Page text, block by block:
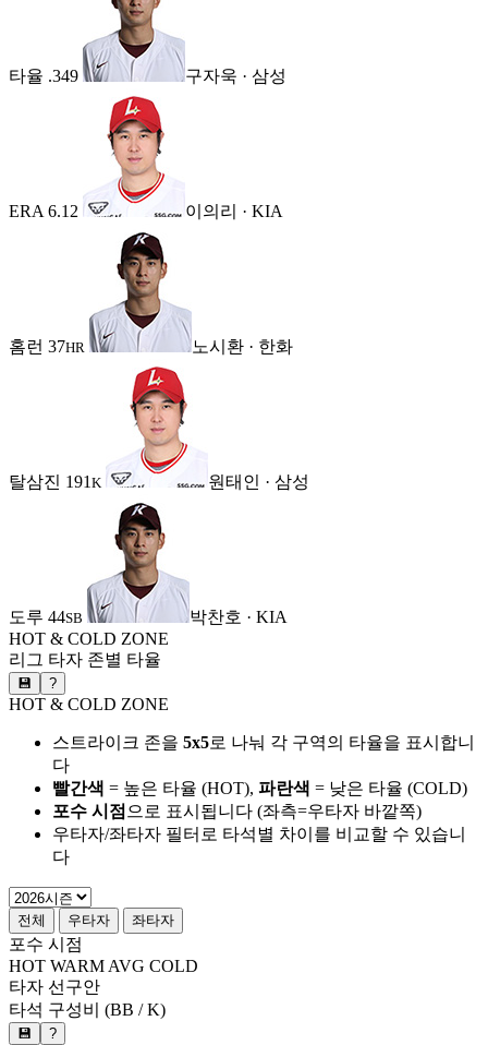
타율 .349 구자욱 · 삼성
ERA 6.12 이의리 · KIA
홈런 37HR 노시환 · 한화
탈삼진 191 K 원태인 · 삼성
도루 44SB
박찬호 · KIA
HOT & COLD ZONE
리그 타자 존별 타율
💾 ?
HOT & COLD ZONE
스트라이크 존을 5x5로 나눠 각 구역의 타율을 표시합니
다
빨간색 = 높은 타율 (HOT), 파란색 = 낮은 타율 (COLD)
포수 시점 으로 표시됩니다 (좌측=우타자 바깥쪽)
우타자/좌타자 필터로 타석별 차이를 비교할 수 있습니
다
전체 우타자 좌타자
포수 시점
HOT WARM AVG COLD
타자 선구안
타석 구성비 (BB / K)
💾 ?